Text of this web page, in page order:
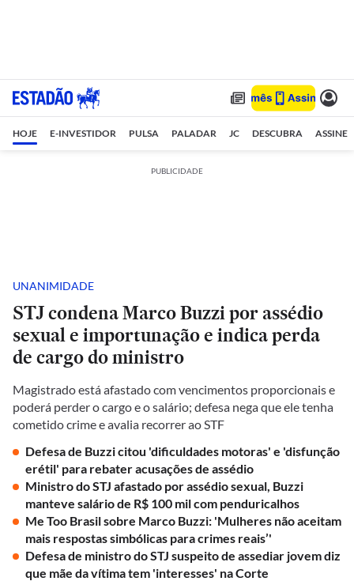
HOJE E-INVESTIDOR PULSA PALADAR JC DESCUBRA ASSINE
PUBLICIDADE
UNANIMIDADE
STJ condena Marco Buzzi por assédio
sexual e importunação e indica perda
de cargo do ministro
Magistrado está afastado com vencimentos proporcionais e
poderá perder o cargo e o salário; defesa nega que ele tenha
cometido crime e avalia recorrer ao STF
Defesa de Buzzi citou 'dificuldades motoras' e 'disfunção
erétil' para rebater acusações de assédio
Ministro do STJ afastado por assédio sexual, Buzzi
manteve salário de R$ 100 mil com penduricalhos
Me Too Brasil sobre Marco Buzzi: 'Mulheres não aceitam
mais respostas simbólicas para crimes reais’'
Defesa de ministro do STJ suspeito de assediar jovem diz
que mãe da vítima tem 'interesses' na Corte